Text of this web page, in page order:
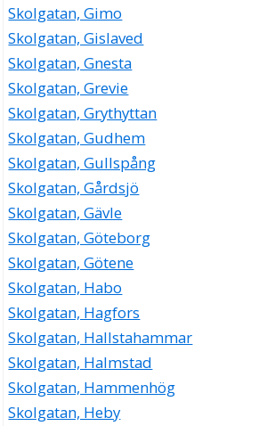
Skolgatan, Gimo
Skolgatan, Gislaved
Skolgatan, Gnesta
Skolgatan, Grevie
Skolgatan, Grythyttan
Skolgatan, Gudhem
Skolgatan, Gullspång
Skolgatan, Gårdsjö
Skolgatan, Gävle
Skolgatan, Göteborg
Skolgatan, Götene
Skolgatan, Habo
Skolgatan, Hagfors
Skolgatan, Hallstahammar
Skolgatan, Halmstad
Skolgatan, Hammenhög
Skolgatan, Heby